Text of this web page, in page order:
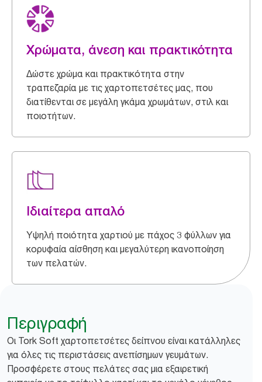
Χρώματα, άνεση και πρακτικότητα
Δώστε χρώμα και πρακτικότητα στην
τραπεζαρία με τις χαρτοπετσέτες μας, που
διατίθενται σε μεγάλη γκάμα χρωμάτων, στιλ και
ποιοτήτων.
Ιδιαίτερα απαλό
Υψηλή ποιότητα χαρτιού με πάχος 3 φύλλων για
κορυφαία αίσθηση και μεγαλύτερη ικανοποίηση
των πελατών.
Περιγραφή
​​Οι Tork Soft χαρτοπετσέτες δείπνου είναι κατάλληλες
για όλες τις περιστάσεις ανεπίσημων γευμάτων.
Προσφέρετε στους πελάτες σας μια εξαιρετική